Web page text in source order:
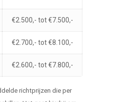
€2.500,- tot €7.500,-
€2.700,- tot €8.100,-
€2.600,- tot €7.800,-
richtprijzen die per